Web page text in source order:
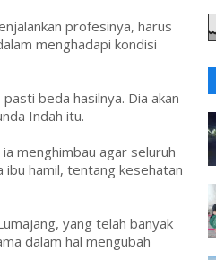
profesinya, harus
menghadapi kondisi
beda hasilnya. Dia akan
Indah itu.
menghimbau agar seluruh
hamil, tentang kesehatan
yang telah banyak
dalam hal mengubah